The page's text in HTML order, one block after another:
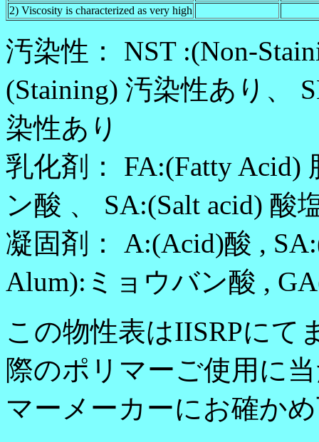
2) Viscosity is characterized as very high
汚染性： NST :(Non-
(Staining) 汚染性あり、
染性あり
乳化剤： FA:(Fatty Acid)
ン酸 、 SA:(Salt acid) 酸
凝固剤： A:(Acid)酸 ,
Alum):ミョウバン酸 ,
この物性表はIISRPにて
際のポリマーご使用に
マーメーカーにお確か